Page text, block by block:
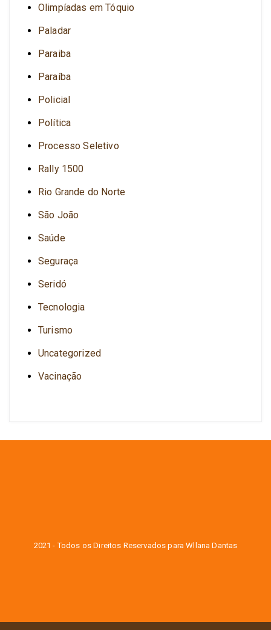
Olimpíadas em Tóquio
Paladar
Paraiba
Paraíba
Policial
Política
Processo Seletivo
Rally 1500
Rio Grande do Norte
São João
Saúde
Seguraça
Seridó
Tecnologia
Turismo
Uncategorized
Vacinação
2021 - Todos os Direitos Reservados para Wllana Dantas